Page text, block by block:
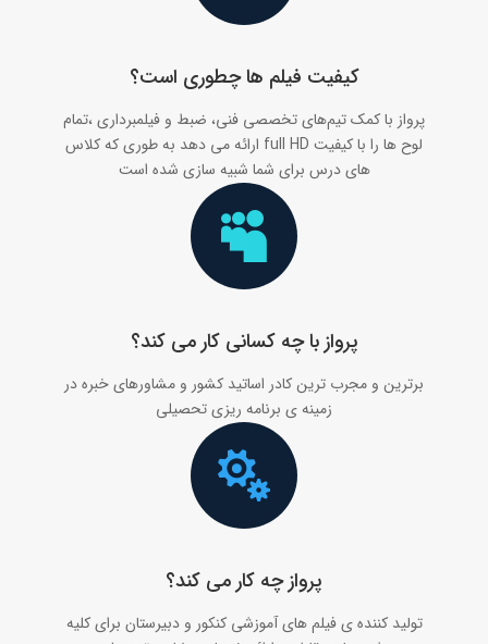
کیفیت فیلم ها چطوری است؟
پرواز با کمک تیم‌های تخصصی فنی، ضبط و فیلمبرداری ،تمام
لوح ها را با کیفیت full HD ارائه می دهد به طوری که کلاس
های درس برای شما شبیه سازی شده است

پرواز با چه کسانی کار می کند؟
برترین و مجرب ترین کادر اساتید کشور و مشاورهای خبره در
زمینه ی برنامه ریزی تحصیلی

پرواز چه کار می کند؟
تولید کننده ی فیلم های آموزشی کنکور و دبیرستان برای کلیه